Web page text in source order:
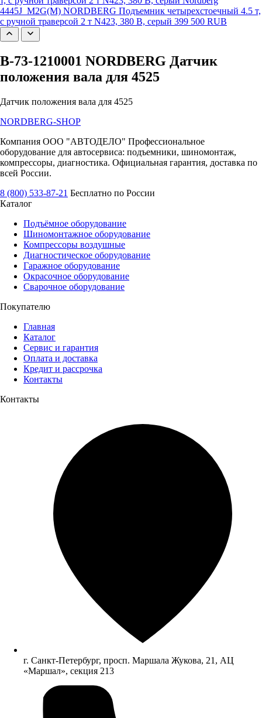
4445J_M2G(M) NORDBERG Подъемник четырехстоечный 4.5 т,
с ручной траверсой 2 т N423, 380 В, серый 399 500 RUB
B-73-1210001 NORDBERG Датчик
положения вала для 4525
Датчик положения вала для 4525
NORDBERG-SHOP
Компания ООО "АВТОДЕЛО" Профессиональное
оборудование для автосервиса: подъемники, шиномонтаж,
компрессоры, диагностика. Официальная гарантия, доставка по
всей России.
8 (800) 533-87-21 Бесплатно по России
Каталог
Подъёмное оборудование
Шиномонтажное оборудование
Компрессоры воздушные
Диагностическое оборудование
Гаражное оборудование
Окрасочное оборудование
Сварочное оборудование
Покупателю
Главная
Каталог
Сервис и гарантия
Оплата и доставка
Кредит и рассрочка
Контакты
Контакты
г. Санкт-Петербург, просп. Маршала Жукова, 21, АЦ
«Маршал», секция 213